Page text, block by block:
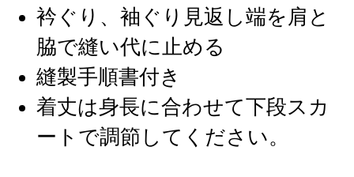
衿ぐり、袖ぐり見返し端を肩と
脇で縫い代に止める
縫製手順書付き
着丈は身長に合わせて下段スカ
ートで調節してください。